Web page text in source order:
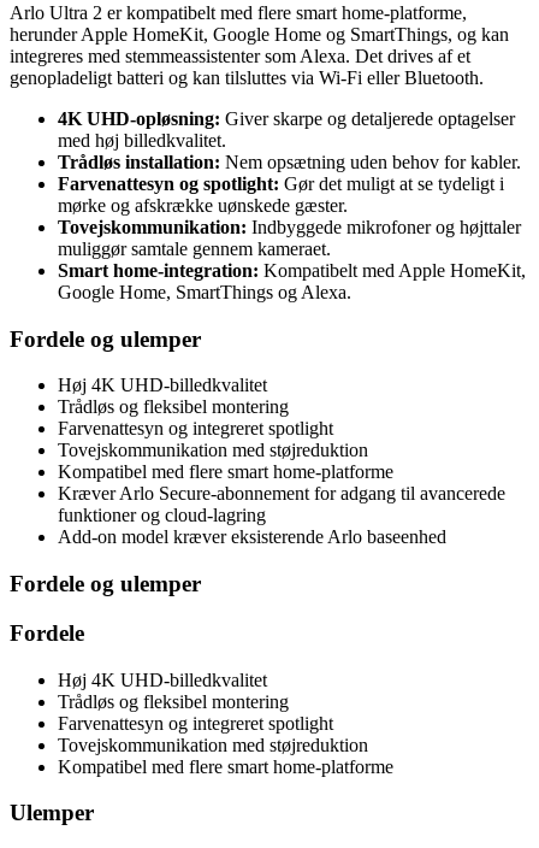
Arlo Ultra 2 er kompatibelt med flere smart home-platforme,
herunder Apple HomeKit, Google Home og SmartThings, og kan
integreres med stemmeassistenter som Alexa. Det drives af et
genopladeligt batteri og kan tilsluttes via Wi-Fi eller Bluetooth.
4K UHD-opløsning: Giver skarpe og detaljerede optagelser
med høj billedkvalitet.
Trådløs installation: Nem opsætning uden behov for kabler.
Farvenattesyn og spotlight: Gør det muligt at se tydeligt i
mørke og afskrække uønskede gæster.
Tovejskommunikation: Indbyggede mikrofoner og højttaler
muliggør samtale gennem kameraet.
Smart home-integration: Kompatibelt med Apple HomeKit,
Google Home, SmartThings og Alexa.
Fordele og ulemper
Høj 4K UHD-billedkvalitet
Trådløs og fleksibel montering
Farvenattesyn og integreret spotlight
Tovejskommunikation med støjreduktion
Kompatibel med flere smart home-platforme
Kræver Arlo Secure-abonnement for adgang til avancerede
funktioner og cloud-lagring
Add-on model kræver eksisterende Arlo baseenhed
Fordele og ulemper
Fordele
Høj 4K UHD-billedkvalitet
Trådløs og fleksibel montering
Farvenattesyn og integreret spotlight
Tovejskommunikation med støjreduktion
Kompatibel med flere smart home-platforme
Ulemper